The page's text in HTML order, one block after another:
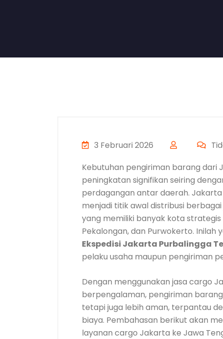
3 Februari 2026
Kebutuhan pengiriman barang dari
peningkatan signifikan seiring
perdagangan antar daerah.
menjadi titik awal distribusi
yang memiliki banyak kota
Pekalongan, dan Purwokerto. Inilah
Ekspedisi Jakarta Purbalingga
pelaku usaha maupun pengiriman
Dengan menggunakan jasa cargo
berpengalaman, pengiriman
tetapi juga lebih aman, terpantau
biaya. Pembahasan berikut akan
layanan cargo Jakarta ke Jawa